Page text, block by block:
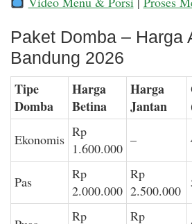
Paket Domba – Harga
Bandung 2026
Tipe
Domba
Harga
Betina
Harga
Jantan
Ekonomis Rp
1.600.000
–
Pas
Rp
2.000.000
Rp
2.500.000
Rp
Rp